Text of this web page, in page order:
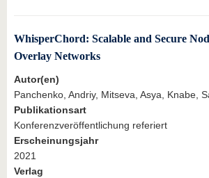
WhisperChord: Scalable and Secure
Overlay Networks
Autor(en)
Panchenko, Andriy, Mitseva, Asya, Knabe,
Publikationsart
Konferenzveröffentlichung referiert
Erscheinungsjahr
2021
Verlag